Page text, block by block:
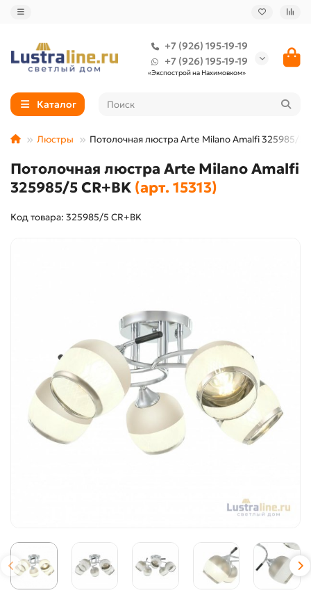
+7 (926) 195-19-19
+7 (926) 195-19-19
«Экспострой на Нахимовком»
Каталог
Люстры Потолочная люстра Arte Milano Amalfi 325985/5
Потолочная люстра Arte Milano Amalfi
325985/5 CR+BK (арт. 15313)
Код товара: 325985/5 CR+BK